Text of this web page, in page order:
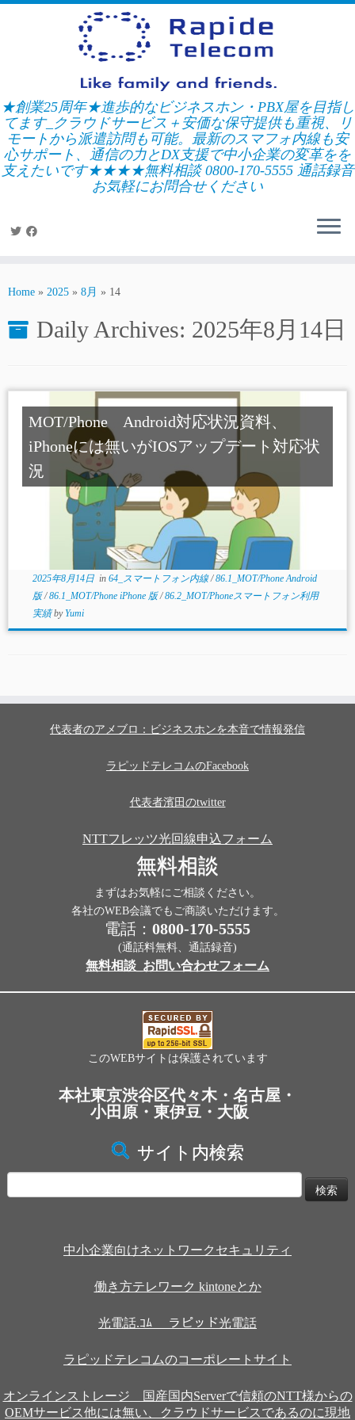
Skip
★創業25周年★進歩的なビジネスホン・PBX屋を目指し
てます_クラウドサービス＋安価な保守提供も重視、リ
モートから派遣訪問も可能。最新のスマフォ内線も安
心サポート、通信の力とDX支援で中小企業の変革をを
支えたいです★★★★無料相談 0800-170-5555 通話録音
お気軽にお問合せください
Home » 2025 » 8月 » 14
Daily Archives: 2025年8月14日
MOT/Phone Android対応状況資料、
iPhoneには無いがIOSアップデート対応状
況
2025年8月14日in 64_スマートフォン内線/86.1_MOT/Phone Android
版/86.1_MOT/Phone iPhone 版/86.2_MOT/Phoneスマートフォン利用
実績byYumi
代表者のアメブロ：ビジネスホンを本音で情報発信
ラピッドテレコムのFacebook
代表者濱田のtwitter
NTTフレッツ光回線申込フォーム
無料相談
まずはお気軽にご相談ください。
各社のWEB会議でもご商談いただけます。
電話： 0800-170-5555
(通話料無料、通話録音)
無料相談_お問い合わせフォーム
このWEBサイトは保護されています
本社東京渋谷区代々木・名古屋・
小田原・東伊豆・大阪
サイト内検索
索:
中小企業向けネットワークセキュリティ
働き方テレワーク kintoneとか
光電話.ｺﾑ ラピッド光電話
ラピッドテレコムのコーポレートサイト
オンラインストレージ 国産国内Serverで信頼のNTT様からの
OEMサービス他には無い、クラウドサービスであるのに現地